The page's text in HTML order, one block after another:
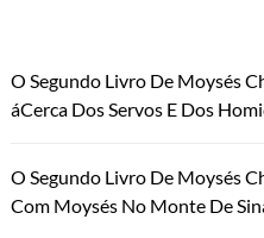
O Segundo Livro De Moysés
áCerca Dos Servos E Dos
O Segundo Livro De Moysés
Com Moysés No Monte De